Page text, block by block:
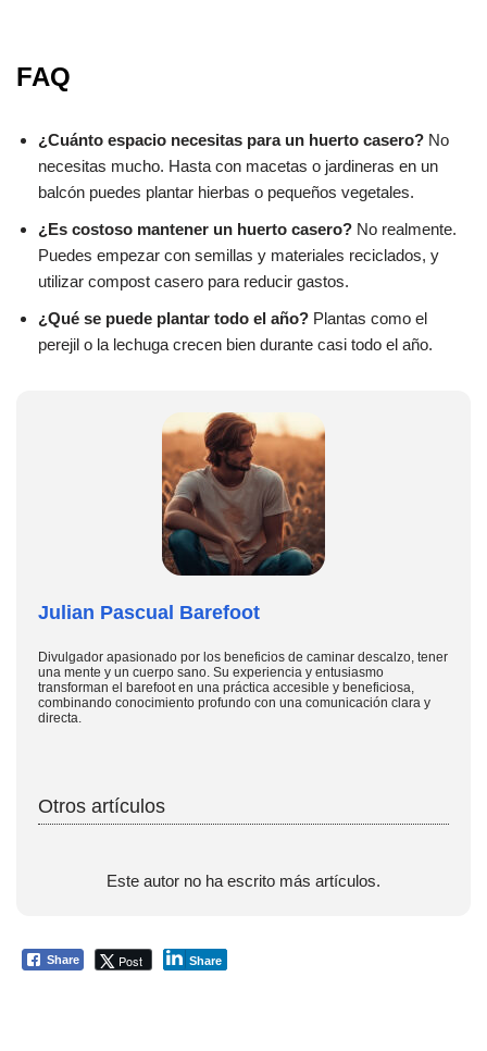
FAQ
¿Cuánto espacio necesitas para un huerto casero? No
necesitas mucho. Hasta con macetas o jardineras en un
balcón puedes plantar hierbas o pequeños vegetales.
¿Es costoso mantener un huerto casero? No realmente.
Puedes empezar con semillas y materiales reciclados, y
utilizar compost casero para reducir gastos.
¿Qué se puede plantar todo el año? Plantas como el
perejil o la lechuga crecen bien durante casi todo el año.
Julian Pascual Barefoot
Divulgador apasionado por los beneficios de caminar descalzo, tener
una mente y un cuerpo sano. Su experiencia y entusiasmo
transforman el barefoot en una práctica accesible y beneficiosa,
combinando conocimiento profundo con una comunicación clara y
directa.
Otros artículos
Este autor no ha escrito más artículos.
Share Post Share